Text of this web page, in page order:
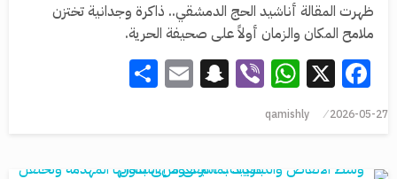
ظهرت المقالة أناشيد الحج الدمشقي.. ذاكرة وجدانية تختزن
ملامح المكان والزمان أولاً على صحيفة الحرية.
Facebook
X
WhatsApp
Viber
Snapchat
Email
2026-05-27
qamishly